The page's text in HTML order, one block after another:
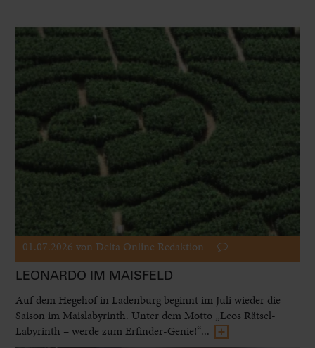
01.07.2026 von Delta Online Redaktion
LEONARDO IM MAISFELD
Auf dem Hegehof in Ladenburg beginnt im Juli wieder die
Saison im Maislabyrinth. Unter dem Motto „Leos Rätsel-
Labyrinth – werde zum Erfinder-Genie!“...